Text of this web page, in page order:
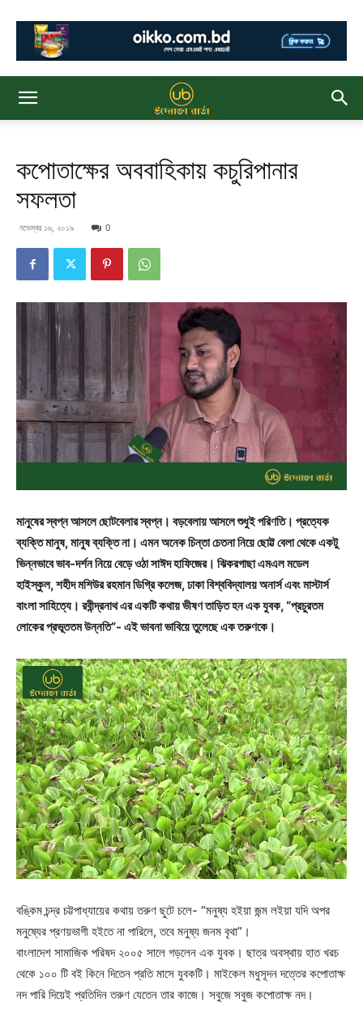
কপোতাক্ষের অববাহিকায় কচুরিপানার
সফলতা
নভেম্বর ১৬, ২০১৯ 0
মানুষের স্বপ্ন আসলে ছোটবেলার স্বপ্ন। বড়বেলায় আসলে শুধুই পরিণতি। প্রত্যেক
ব্যক্তি মানুষ, মানুষ ব্যক্তি না। এমন অনেক চিন্তা চেতনা নিয়ে ছোট্ট বেলা থেকে একটু
ভিন্নভাবে ভাব-দর্শন নিয়ে বেড়ে ওঠা সাঈদ হাফিজের। ঝিকরগাছা এমএল মডেল
হাইস্কুল, শহীদ মশিউর রহমান ডিগ্রি কলেজ, ঢাকা বিশ্ববিদ্যালয় অনার্স এবং মাস্টার্স
বাংলা সাহিত্যে। রবীন্দ্রনাথ এর একটি কথায় ভীষণ তাড়িত হন এক যুবক, “প্রচুরতম
লোকের প্রভূততম উন্নতি”- এই ভাবনা ভাবিয়ে তুলেছে এক তরুণকে।
বঙ্কিম চন্দ্র চট্টপাধ্যায়ের কথায় তরুণ ছুটে চলে- “মনুষ্য হইয়া জন্ম লইয়া যদি অপর
মনুষ্যের প্রণয়ভাগী হইতে না পারিলে, তবে মনুষ্য জনম বৃথা”।
বাংলাদেশ সামাজিক পরিষদ ২০০৫ সালে গড়লেন এক যুবক। ছাত্র অবস্থায় হাত খরচ
থেকে ১০০ টি বই কিনে দিতেন প্রতি মাসে যুবকটি। মাইকেল মধুসূদন দত্তের কপোতাক্ষ
নদ পারি দিয়েই প্রতিদিন তরুণ যেতেন তার কাজে। সবুজে সবুজ কপোতাক্ষ নদ।